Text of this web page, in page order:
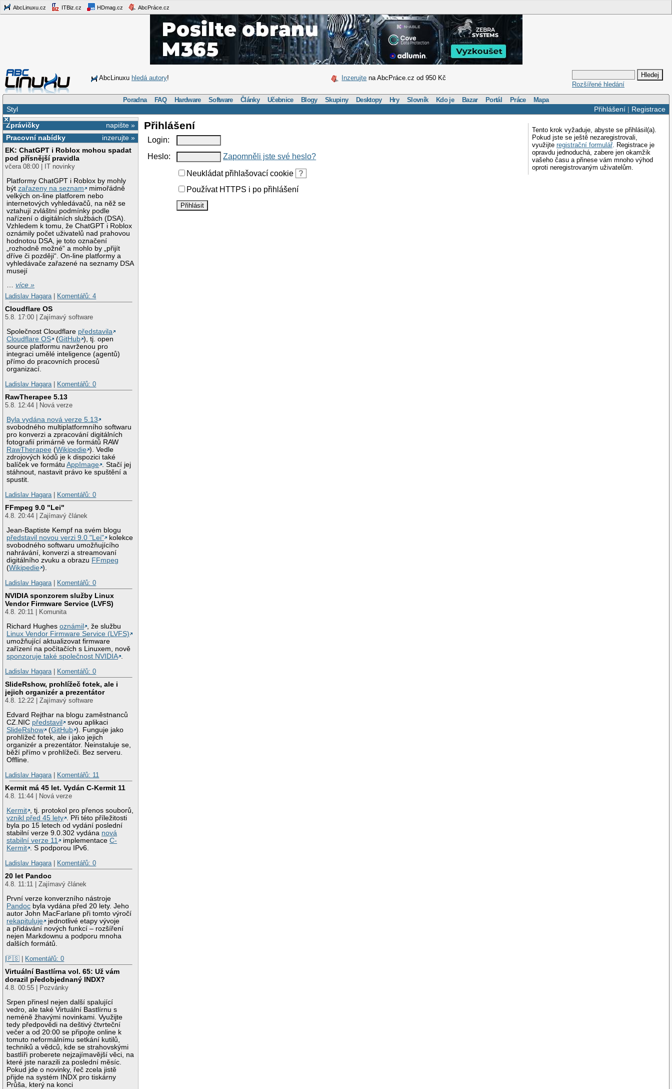
AbcLinuxu.cz ITBiz.cz HDmag.cz AbcPráce.cz
AbcLinuxu hledá autory! Inzerujte na AbcPráce.cz od 950 Kč
Rozšířené hledání
Poradna FAQ Hardware Software Články Učebnice Blogy Skupiny Desktopy Hry Slovník Kdo je Bazar Portál Práce Mapa
Přihlášení| Registrace
Styl
×
napište »
Zprávičky
inzerujte »
Pracovní nabídky
EK: ChatGPT i Roblox mohou spadat
pod přísnější pravidla
včera 08:00 | IT novinky
Platformy ChatGPT i Roblox by mohly
býtzařazeny na seznam
mimořádně
velkých on-line platforem nebo
internetových vyhledávačů, na něž se
vztahují zvláštní podmínky podle
nařízení o digitálních službách (DSA).
Vzhledem k tomu, že ChatGPT i Roblox
oznámily počet uživatelů nad prahovou
hodnotou DSA, je toto označení
„rozhodně možné“ a mohlo by „přijít
dříve či později“. On-line platformy a
vyhledávače zařazené na seznamy DSA
musejí
…více »
Ladislav Hagara
Komentářů: 4
Cloudflare OS
5.8. 17:00 | Zajímavý software
Společnost Cloudflare představila
Cloudflare OS
(GitHub ), tj. open
source platformu navrženou pro
integraci umělé inteligence (agentů)
přímo do pracovních procesů
organizací.
Ladislav Hagara
Komentářů: 0
RawTherapee 5.13
5.8. 12:44 | Nová verze
Byla vydána nová verze 5.13
svobodného multiplatformního softwaru
pro konverzi a zpracování digitálních
fotografií primárně ve formátů RAW
RawTherapee (Wikipedie ). Vedle
zdrojových kódů je k dispozici také
balíček ve formátuAppImage . Stačí jej
stáhnout, nastavit právo ke spuštění a
spustit.
Ladislav Hagara
Komentářů: 0
FFmpeg 9.0 "Lei"
4.8. 20:44 | Zajímavý článek
Jean-Baptiste Kempf na svém blogu
představil novou verzi 9.0 "Lei"
kolekce
svobodného softwaru umožňujícího
nahrávání, konverzi a streamovaní
digitálního zvuku a obrazu FFmpeg
(Wikipedie ).
Ladislav Hagara
Komentářů: 0
NVIDIA sponzorem služby Linux
Vendor Firmware Service (LVFS)
4.8. 20:11 | Komunita
Richard Hughesoznámil
, že službu
Linux Vendor Firmware Service (LVFS)
umožňující aktualizovat firmware
zařízení na počítačích s Linuxem, nově
sponzoruje také společnost NVIDIA .
Ladislav Hagara | Komentářů: 0
SlideRshow, prohlížeč fotek, ale i
jejich organizér a prezentátor
4.8. 12:22 | Zajímavý software
Edvard Rejthar na blogu zaměstnanců
CZ.NIC představil
svou aplikaci
SlideRshow
(GitHub ). Funguje jako
prohlížeč fotek, ale i jako jejich
organizér a prezentátor. Neinstaluje se,
běží přímo v prohlížeči. Bez serveru.
Offline.
Ladislav Hagara | Komentářů: 11
Kermit má 45 let. Vydán C-Kermit 11
4.8. 11:44 | Nová verze
Kermit , tj. protokol pro přenos souborů,
vznikl před 45 lety . Při této příležitosti
byla po 15 letech od vydání poslední
stabilní verze 9.0.302 vydána nová
stabilní verze 11
implementaceC-
Kermit . S podporou IPv6.
Ladislav Hagara | Komentářů: 0
20 let Pandoc
4.8. 11:11 | Zajímavý článek
První verze konverzního nástroje
Pandoc byla vydána před 20 lety. Jeho
autor John MacFarlane při tomto výročí
rekapituluje
jednotlivé etapy vývoje
a přidávání nových funkcí – rozšíření
nejen Markdownu a podporu mnoha
dalších formátů.
|🇵🇸 | Komentářů: 0
Virtuální Bastlírna vol. 65: Už vám
dorazil předobjednaný INDX?
4.8. 00:55 | Pozvánky
Srpen přinesl nejen další spalující
vedro, ale také Virtuální Bastlírnu s
neméně žhavými novinkami. Využijte
tedy předpovědi na deštivý čtvrteční
večer a od 20:00 se připojte online k
tomuto neformálnímu setkání kutilů,
techniků a vědců, kde se strahovskými
bastlíři proberete nejzajímavější věci, na
které jste narazili za poslední měsíc.
Pokud jde o novinky, řeč zcela jistě
přijde na systém INDX pro tiskárny
Průša, který na konci
Tento krok vyžaduje, abyste se přihlásil(a).
Pokud jste se ještě nezaregistrovali,
využijte registrační formulář. Registrace je
opravdu jednoduchá, zabere jen okamžik
vašeho času a přinese vám mnoho výhod
oproti neregistrovaným uživatelům.
Přihlášení
Login:
Heslo:
Zapomněli jste své heslo?
Neukládat přihlašovací cookie
?
Používat HTTPS i po přihlášení